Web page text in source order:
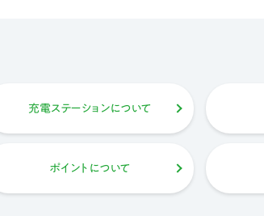
充電ステーションについて
ポイントについて